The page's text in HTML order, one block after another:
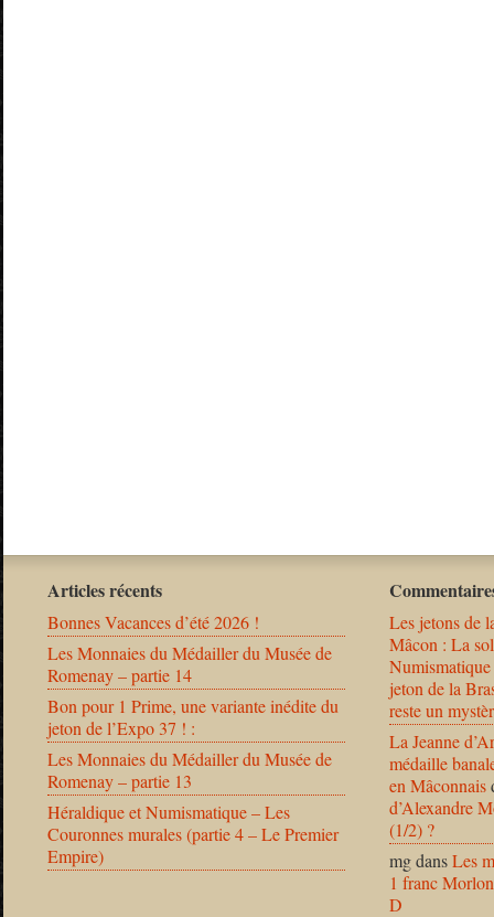
Articles récents
Bonnes Vacances d’été 2026 !
Les Monnaies du Médailler du Musée de
Romenay – partie 14
Bon pour 1 Prime, une variante inédite du
jeton de l’Expo 37 ! :
Les Monnaies du Médailler du Musée de
Romenay – partie 13
Héraldique et Numismatique – Les
Couronnes murales (partie 4 – Le Premier
Empire)
Les jetons de
Mâcon : La
jeton de la
reste un
La Jeanne
médaille
en Mâconnais
d’Alexandre
(1/2) ?
mgdansLes
1 franc
D